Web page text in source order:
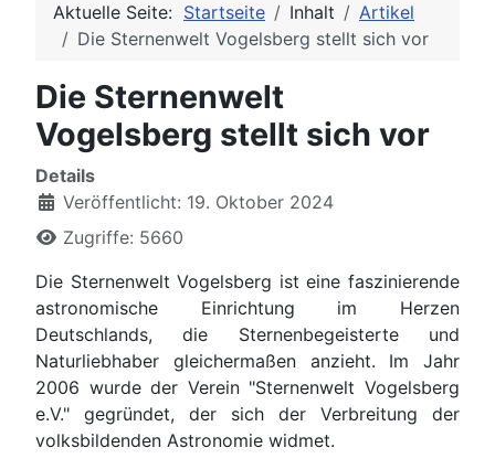
Aktuelle Seite: Startseite Inhalt
Artikel
Die Sternenwelt Vogelsberg stellt sich vor
Die Sternenwelt
Vogelsberg stellt sich vor
Details
Veröffentlicht: 19. Oktober 2024
Zugriffe: 5660
Die Sternenwelt Vogelsberg ist eine faszinierende
astronomische Einrichtung im Herzen
Deutschlands, die Sternenbegeisterte und
Naturliebhaber gleichermaßen anzieht. Im Jahr
2006 wurde der Verein "Sternenwelt Vogelsberg
e.V." gegründet, der sich der Verbreitung der
volksbildenden Astronomie widmet.